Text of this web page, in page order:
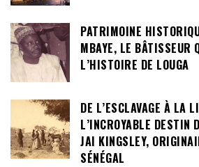
PATRIMOINE
MBAYE, LE BÂTISSEUR
L’HISTOIRE DE LOUGA
DE L’ESCLAVAGE À LA
L’INCROYABLE DESTIN
JAI KINGSLEY,
SÉNÉGAL